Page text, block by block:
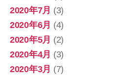
2020年7月 (3)
2020年6月 (4)
2020年5月 (2)
2020年4月 (3)
2020年3月 (7)